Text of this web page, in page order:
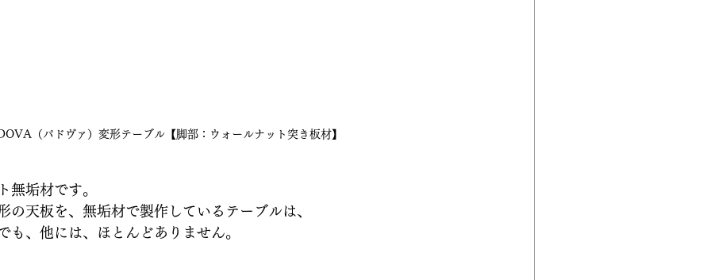
（パドヴァ）変形テーブル【脚部：ウォールナット突き板材】
無垢材です。
の天板を、無垢材で製作しているテーブルは、
も、他には、ほとんどありません。